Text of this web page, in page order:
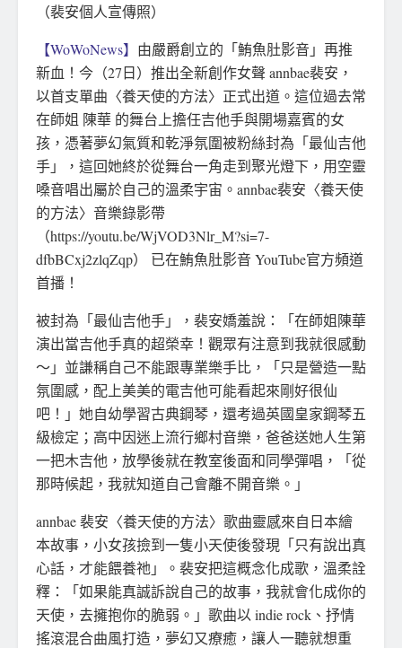
（裴安個人宣傳照）
【WoWoNews】 由嚴爵創立的「鮪魚肚影音」再推
新血！今（27日）推出全新創作女聲 annbae裴安，
以首支單曲〈養天使的方法〉正式出道。這位過去常
在師姐 陳華 的舞台上擔任吉他手與開場嘉賓的女
孩，憑著夢幻氣質和乾淨氛圍被粉絲封為「最仙吉他
手」，這回她終於從舞台一角走到聚光燈下，用空靈
嗓音唱出屬於自己的溫柔宇宙。annbae裴安〈養天使
的方法〉音樂錄影帶
（https://youtu.be/WjVOD3Nlr_M?si=7-
dfbBCxj2zlqZqp） 已在鮪魚肚影音 YouTube官方頻道
首播！
被封為「最仙吉他手」，裴安嬌羞說：「在師姐陳華
演出當吉他手真的超榮幸！觀眾有注意到我就很感動
～」並謙稱自己不能跟專業樂手比，「只是營造一點
氛圍感，配上美美的電吉他可能看起來剛好很仙
吧！」她自幼學習古典鋼琴，還考過英國皇家鋼琴五
級檢定；高中因迷上流行鄉村音樂，爸爸送她人生第
一把木吉他，放學後就在教室後面和同學彈唱，「從
那時候起，我就知道自己會離不開音樂。」
annbae 裴安〈養天使的方法〉歌曲靈感來自日本繪
本故事，小女孩撿到一隻小天使後發現「只有說出真
心話，才能餵養祂」。裴安把這概念化成歌，溫柔詮
釋：「如果能真誠訴說自己的故事，我就會化成你的
天使，去擁抱你的脆弱。」歌曲以 indie rock、抒情
搖滾混合曲風打造，夢幻又療癒，讓人一聽就想重